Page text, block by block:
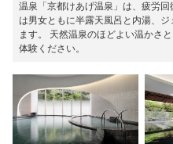
温泉「京都けあげ温泉」は、疲労
は男女ともに半露天風呂と内湯、
ます。 天然温泉のほどよい温かさ
体験ください。